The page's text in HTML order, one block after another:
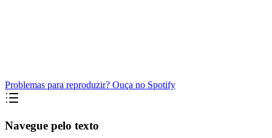
Problemas para reproduzir? Ouça no Spotify
Navegue pelo texto